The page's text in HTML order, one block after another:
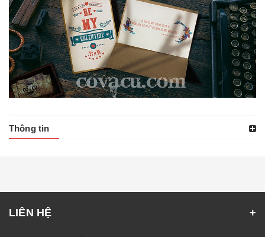
Thông tin
LIÊN HỆ